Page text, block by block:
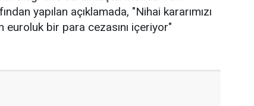
yapılan açıklamada, "Nihai kararımızı
bir para cezasını içeriyor"